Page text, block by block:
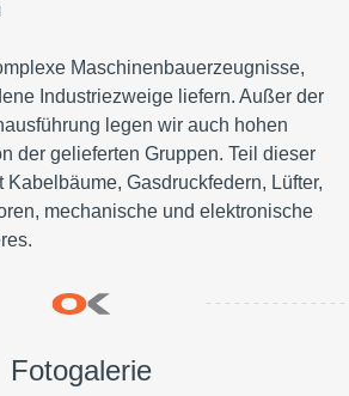
Maschinenbauerzeugnisse,
Industriezweige liefern. Außer der
legen wir auch hohen
der gelieferten Gruppen. Teil dieser
Kabelbäume, Gasdruckfedern, Lüfter,
mechanische und elektronische
Fotogalerie